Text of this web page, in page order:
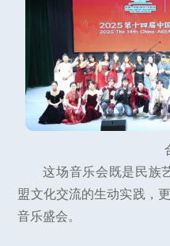
这场音乐会既是民族
盟文化交流的生动实践，
音乐盛会。